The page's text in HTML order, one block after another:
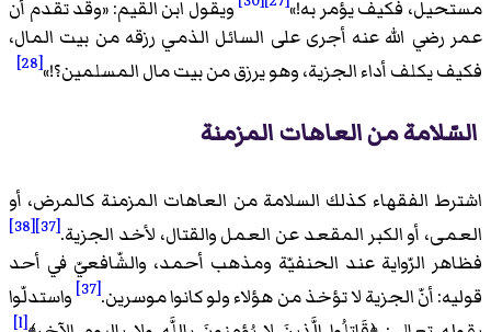
مستحيل، فكيف يؤمر به!» ويقول ابن القيم: «وقد تقدم أن
عمر رضي الله عنه أجرى على السائل الذمي رزقه من بيت المال،
فكيف يكلف أداء الجزية، وهو يرزق من بيت مال المسلمين؟!»
[28]
السّلامة من العاهات المزمنة
اشترط الفقهاء كذلك السلامة من العاهات المزمنة كالمرض، أو
العمى، أو الكبر المقعد عن العمل والقتال، لأخد الجزية.[37]
[38]
فظاهر الرّواية عند الحنفيّة ومذهب أحمد، والشّافعيّ في أحد
قوليه: أنّ الجزية لا تؤخذ من هؤلاء ولو كانوا موسرين.[37]
واستدلّوا
[l]